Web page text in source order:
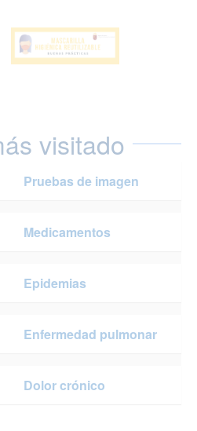
visitado
Pruebas de imagen
Medicamentos
Epidemias
Enfermedad pulmonar
Dolor crónico